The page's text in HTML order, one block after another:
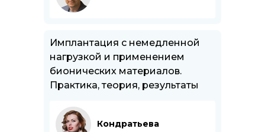
Имплантация с немедленной
нагрузкой и применением
бионических материалов.
Практика, теория, результаты
Кондратьева